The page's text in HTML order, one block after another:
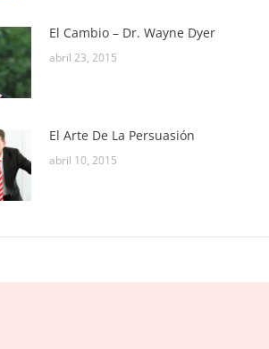
El Cambio – Dr. Wayne Dyer
abril 23, 2015
El Arte De La Persuasión
abril 10, 2015